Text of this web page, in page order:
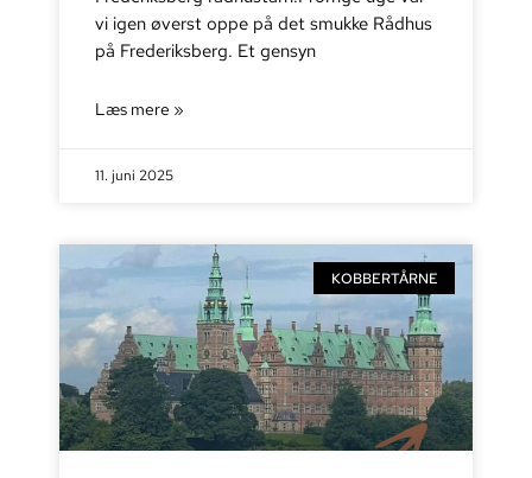
vi igen øverst oppe på det smukke Rådhus
på Frederiksberg. Et gensyn
Læs mere »
11. juni 2025
KOBBERTÅRNE